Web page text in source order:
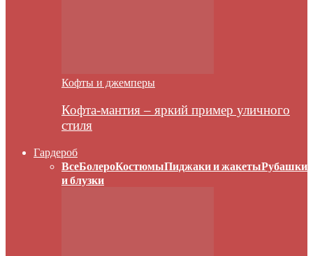
Кофты и джемперы
Кофта-мантия – яркий пример уличного
стиля
Гардероб
ВсеБолероКостюмыПиджаки и жакетыРубашки
и блузки